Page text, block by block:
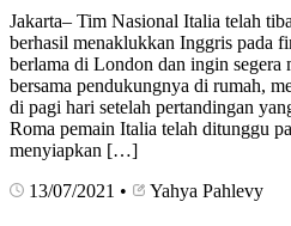
Jakarta– Tim Nasional Italia telah
berhasil menaklukkan Inggris pada
berlama di London dan ingin segera
bersama pendukungnya di rumah,
di pagi hari setelah pertandingan
Roma pemain Italia telah ditunggu
menyiapkan […]
13/07/2021 • Yahya Pahlevy